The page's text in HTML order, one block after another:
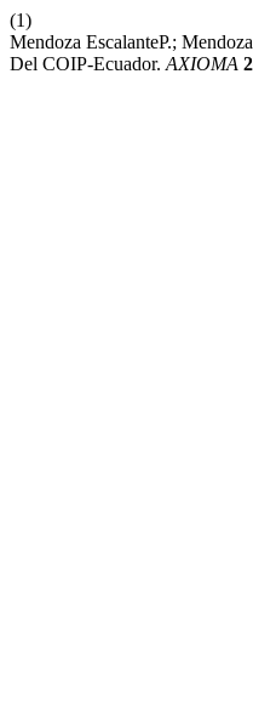
(1)
Mendoza EscalanteP.;
Del COIP-Ecuador. AXIOMA